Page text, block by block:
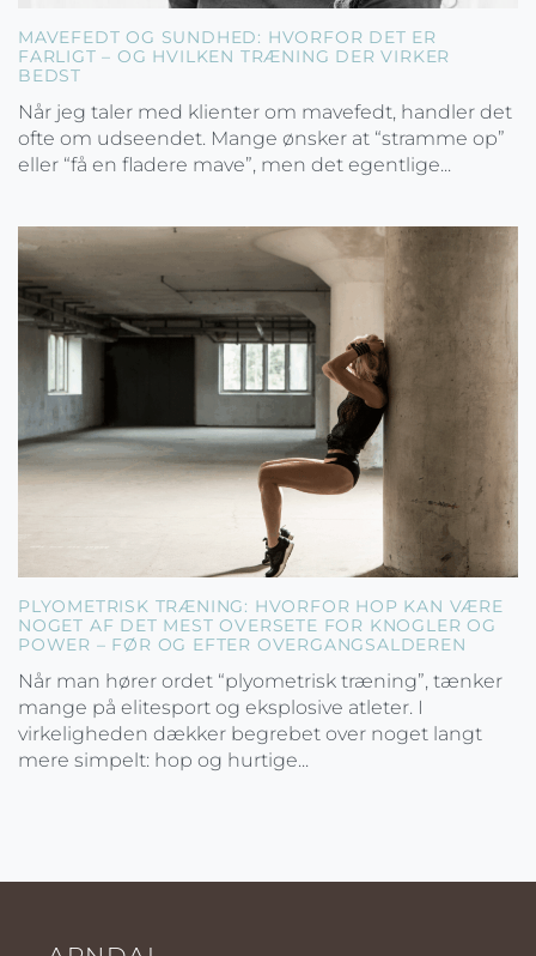
MAVEFEDT OG SUNDHED: HVORFOR DET ER
FARLIGT – OG HVILKEN TRÆNING DER VIRKER
BEDST
Når jeg taler med klienter om mavefedt, handler det
ofte om udseendet. Mange ønsker at “stramme op”
eller “få en fladere mave”, men det egentlige...
PLYOMETRISK TRÆNING: HVORFOR HOP KAN VÆRE
NOGET AF DET MEST OVERSETE FOR KNOGLER OG
POWER – FØR OG EFTER OVERGANGSALDEREN
Når man hører ordet “plyometrisk træning”, tænker
mange på elitesport og eksplosive atleter. I
virkeligheden dækker begrebet over noget langt
mere simpelt: hop og hurtige...